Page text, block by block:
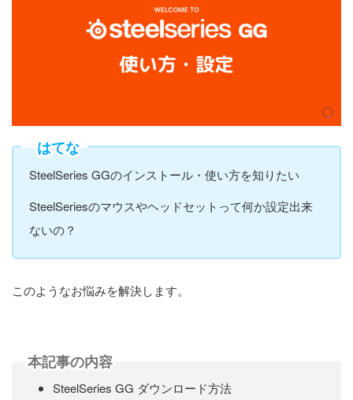
はてな
SteelSeries GGのインストール・使い方を知りたい
SteelSeriesのマウスやヘッドセットって何か設定出来
ないの？
このようなお悩みを解決します。
本記事の内容
SteelSeries GG ダウンロード方法